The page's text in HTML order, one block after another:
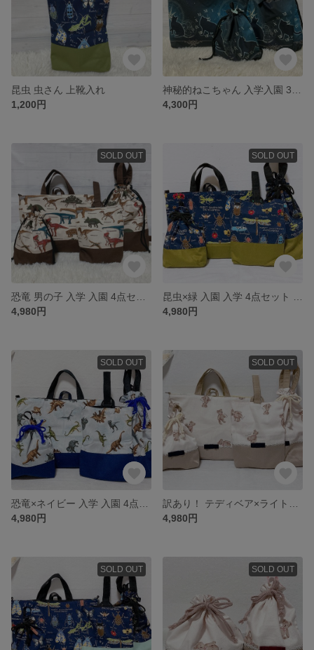
昆虫 虫さん 上靴入れ
1,200円
4,300円
SOLD OUT
4,980円
SOLD OUT
4,980円
SOLD OUT
4,980円
SOLD OUT
4,980円
SOLD OUT SOLD OUT